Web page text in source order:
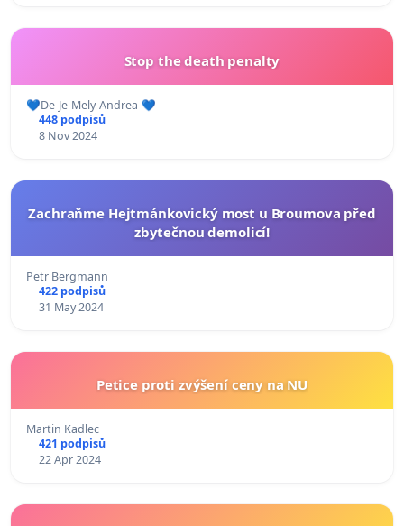
Stop the death penalty
💙De-Je-Mely-Andrea-💙
448 podpisů
8 Nov 2024
Zachraňme Hejtmánkovický most u Broumova před
zbytečnou demolicí!
Petr Bergmann
422 podpisů
31 May 2024
Petice proti zvýšení ceny na NU
Martin Kadlec
421 podpisů
22 Apr 2024